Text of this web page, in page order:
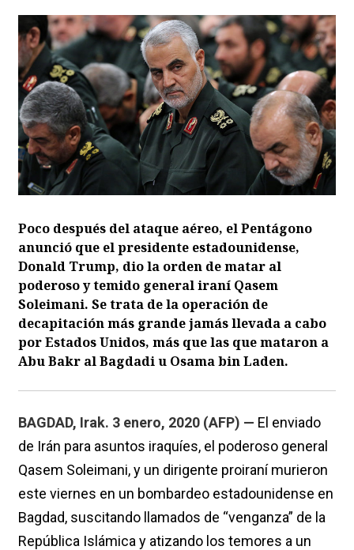
Poco después del ataque aéreo, el Pentágono
anunció que el presidente estadounidense,
Donald Trump, dio la orden de matar al
poderoso y temido general iraní Qasem
Soleimani. Se trata de la operación de
decapitación más grande jamás llevada a cabo
por Estados Unidos, más que las que mataron a
Abu Bakr al Bagdadi u Osama bin Laden.
BAGDAD, Irak. 3 enero, 2020 (AFP) — El enviado
de Irán para asuntos iraquíes, el poderoso general
Qasem Soleimani, y un dirigente proiraní murieron
este viernes en un bombardeo estadounidense en
Bagdad, suscitando llamados de “venganza” de la
República Islámica y atizando los temores a un